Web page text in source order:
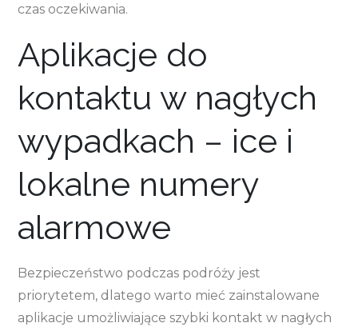
czas oczekiwania.
Aplikacje do
kontaktu w nagłych
wypadkach – ice i
lokalne numery
alarmowe
Bezpieczeństwo podczas podróży jest
priorytetem, dlatego warto mieć zainstalowane
aplikacje umożliwiające szybki kontakt w nagłych